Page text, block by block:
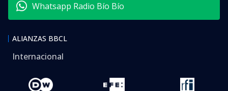
Whatsapp Radio Bío Bío
ALIANZAS BBCL
Internacional